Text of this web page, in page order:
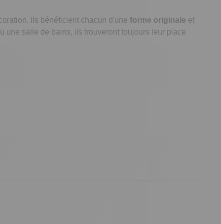
Ils bénéficient chacun d'une forme originale et
une salle de bains, ils trouveront toujours leur place